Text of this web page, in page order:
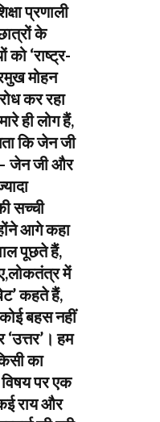
प्रणाली
के
को ‘राष्ट्र-
मोहन
कर रहा
ही लोग हैं,
कि जेन जी
– जेन जी और
सच्ची
आगे कहा
पूछते हैं,
में
कहते हैं,
बहस नहीं
‘उत्तर’। हम
का
पर एक
राय और